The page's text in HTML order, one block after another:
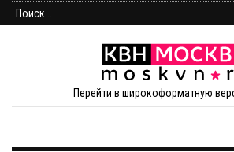
Перейти в широкоформатную